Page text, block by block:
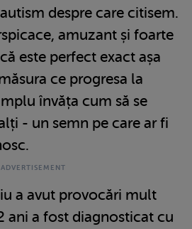
despre care citisem.
amuzant și foarte
este perfect exact așa
ce progresa la
învăța cum să se
- un semn pe care ar fi
a avut provocări mult
ani a fost diagnosticat cu